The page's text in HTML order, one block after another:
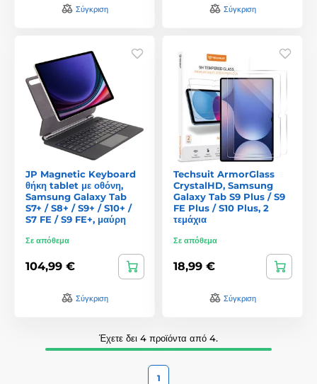
Σύγκριση Σύγκριση
JP Magnetic Keyboard
θήκη tablet με οθόνη,
Samsung Galaxy Tab
S7+ / S8+ / S9+ / S10+ /
S7 FE / S9 FE+, μαύρη
Σε απόθεμα
104,99 €
Σύγκριση
Techsuit ArmorGlass
CrystalHD, Samsung
Galaxy Tab S9 Plus / S9
FE Plus / S10 Plus, 2
τεμάχια
Σε απόθεμα
18,99 €
Σύγκριση
Έχετε δει 4 προϊόντα από 4.
1